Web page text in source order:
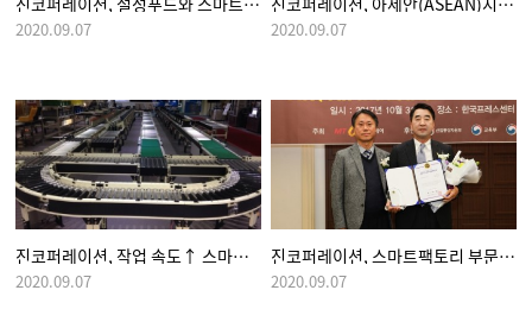
2020.09.07 2020.09.07
진코퍼레이션, 작업 속도↑ 스마트 팩토리 실현
2020.09.07
진코퍼레이션, 스마트팩토리 부문 '4IR 어워즈' 수상
2020.09.07